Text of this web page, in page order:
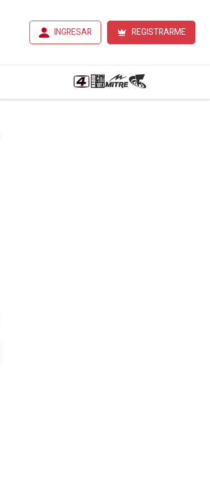
INGRESAR REGISTRARME